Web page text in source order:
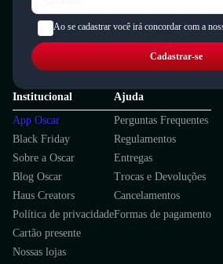
Ao se cadastrar você irá concordar com a
Cadastrar-se
Institucional
App Oscar
Black Friday
Sobre a Oscar
Blog Oscar
Haus Creators
Política de privacidade
Cartão presente
Nossas lojas
Ajuda
Perguntas Frequentes
Regulamentos
Entregas
Trocas e Devoluções
Cancelamentos
Formas de pagamento